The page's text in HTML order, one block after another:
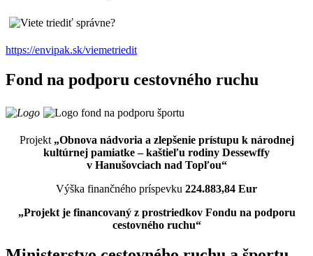
https://envipak.sk/viemetriedit
Fond na podporu cestovného ruchu
Projekt „Obnova nádvoria a zlepšenie prístupu k národnej
kultúrnej pamiatke – kaštieľu rodiny Dessewffy
v Hanušovciach nad Topľou“
Výška finančného príspevku 224.883,84 Eur
„Projekt je financovaný z prostriedkov Fondu na podporu
cestovného ruchu“